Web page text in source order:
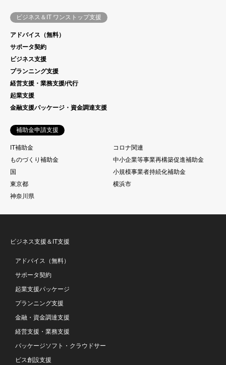
ビジネス＆IT ワンストップ支援
アドバイス（無料）
サポータ契約
ビジネス支援
プランニング支援
経営支援・業務支援/代行
起業支援
金融支援パッケージ・資金調達支援
補助金申請支援
IT補助金
コロナ関連
ものづくり補助金
中小企業等事業再構築促進補助金
国
小規模事業者持続化補助金
東京都
横浜市
神奈川県
ビジネス支援＆IT支援
アドバイス（無料）
サポータ契約
起業支援パッケージ
プランニング支援
金融・資金調達支援
経営支援・業務支援
パッケージソフト・クラウドサー
ビス創設支援